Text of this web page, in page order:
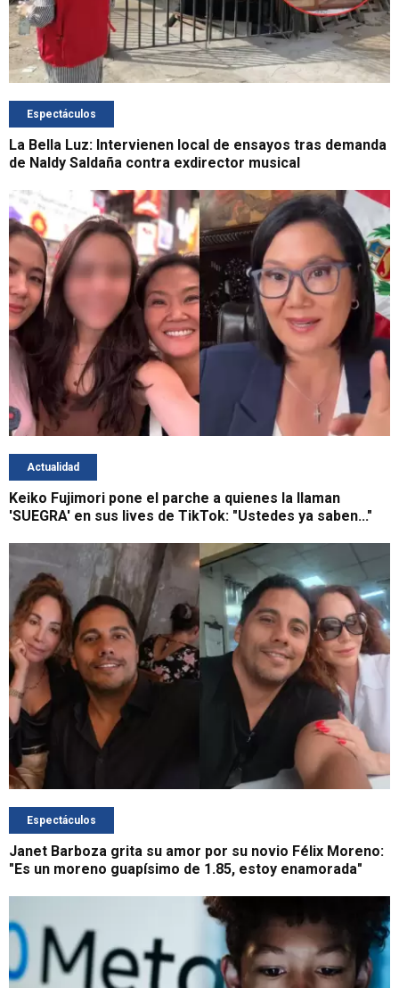
Espectáculos
La Bella Luz: Intervienen local de ensayos tras demanda
de Naldy Saldaña contra exdirector musical
Actualidad
Keiko Fujimori pone el parche a quienes la llaman
'SUEGRA' en sus lives de TikTok: "Ustedes ya saben..."
Espectáculos
Janet Barboza grita su amor por su novio Félix Moreno:
"Es un moreno guapísimo de 1.85, estoy enamorada"